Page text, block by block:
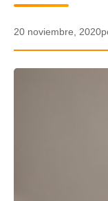
20 noviembre, 2020